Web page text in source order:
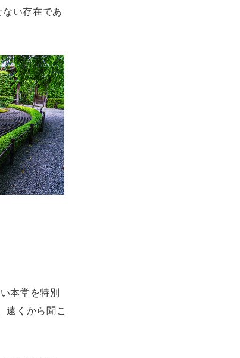
ない存在であ
本堂を特別
遠くから聞こ